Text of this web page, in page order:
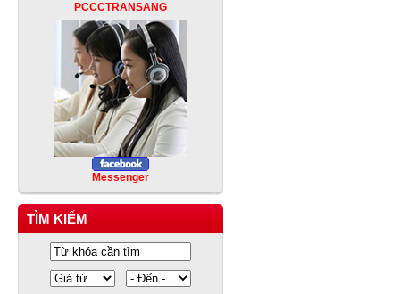
PCCCTRANSANG
Messenger
TÌM KIẾM